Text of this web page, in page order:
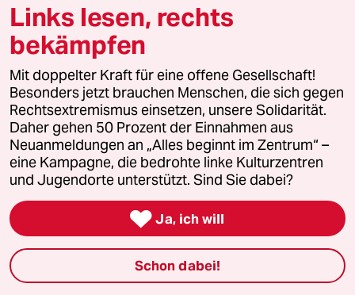
PP PeWi
04.06.2025
@Herma Huhn:
Ich vermute, dieser Idee stünde der in
Deutschland geltende
"Begräbniszwang" entgegen. Einfach
die Urne daheim aufbewahren und
auf bessere Zeiten warten, dürfte
Probleme bereiten.
Eventuell scheitert schon die
Einäscherung an fehlenden Papieren,
etwa der Sterbeurkunde.
Ansonsten geht die Kritik von Herrn
Trojanow teilweise am Ziel vorbei.
Links lesen, rechts
bekämpfen
Mit doppelter Kraft für eine offene Gesellschaft!
Besonders jetzt brauchen Menschen, die sich gegen
Rechtsextremismus einsetzen, unsere Solidarität.
Daher gehen 50 Prozent der Einnahmen aus
Neuanmeldungen an „Alles beginnt im Zentrum“ –
eine Kampagne, die bedrohte linke Kulturzentren
und Jugendorte unterstützt. Sind Sie dabei?
 Ja, ich will
Schon dabei!